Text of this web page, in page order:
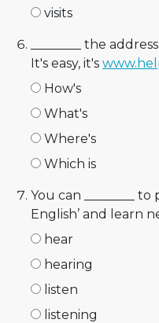
visits
________ the
It's easy, it's
How's
What's
Where's
Which is
You can ________
English’ and learn
hear
hearing
listen
listening